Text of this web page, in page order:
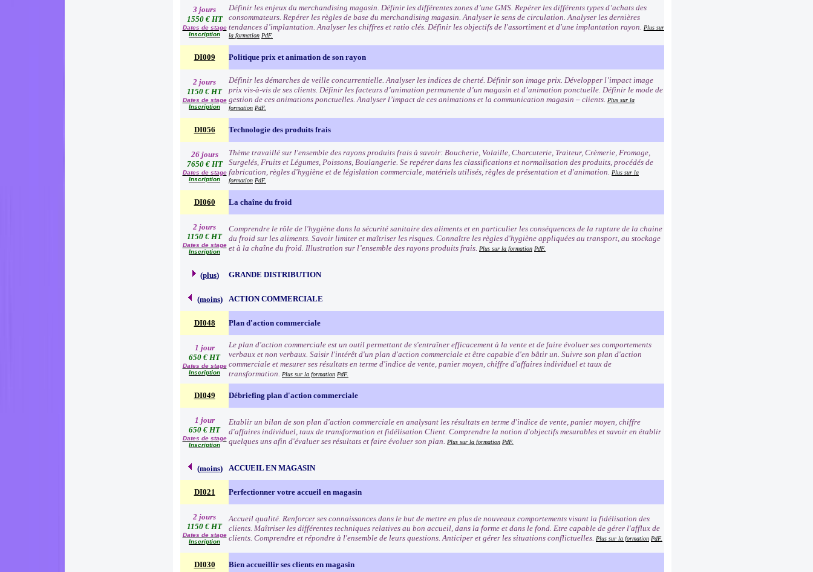
3 jours
1550 € HT
Dates de stage
Inscription
Définir les enjeux du merchandising magasin. Définir les différentes zones d’une GMS. Repérer les différents types d’achats des
consommateurs. Repérer les règles de base du merchandising magasin. Analyser le sens de circulation. Analyser les dernières
tendances d’implantation. Analyser les chiffres et ratio clés. Définir les objectifs de l'assortiment et d'une implantation rayon. Plus sur
la formation PdF.
DI009 Politique prix et animation de son rayon
2 jours
1150 € HT
Dates de stage
Inscription
Définir les démarches de veille concurrentielle. Analyser les indices de cherté. Définir son image prix. Développer l’impact image
prix vis-à-vis de ses clients. Définir les facteurs d’animation permanente d’un magasin et d’animation ponctuelle. Définir le mode de
gestion de ces animations ponctuelles. Analyser l’impact de ces animations et la communication magasin – clients. Plus sur la
formation PdF.
DI056 Technologie des produits frais
26 jours
7650 € HT
Dates de stage
Inscription
Thème travaillé sur l'ensemble des rayons produits frais à savoir: Boucherie, Volaille, Charcuterie, Traiteur, Crèmerie, Fromage,
Surgelés, Fruits et Légumes, Poissons, Boulangerie. Se repérer dans les classifications et normalisation des produits, procédés de
fabrication, règles d'hygiène et de législation commerciale, matériels utilisés, règles de présentation et d'animation. Plus sur la
formation PdF.
DI060 La chaîne du froid
2 jours
1150 € HT
Dates de stage
Inscription
Comprendre le rôle de l'hygiène dans la sécurité sanitaire des aliments et en particulier les conséquences de la rupture de la chaine
du froid sur les aliments. Savoir limiter et maîtriser les risques. Connaître les règles d'hygiène appliquées au transport, au stockage
et à la chaîne du froid. Illustration sur l’ensemble des rayons produits frais. Plus sur la formation PdF.
(plus) GRANDE DISTRIBUTION
(moins) ACTION COMMERCIALE
DI048 Plan d'action commerciale
1 jour
650 € HT
Dates de stage
Inscription
Le plan d'action commerciale est un outil permettant de s'entraîner efficacement à la vente et de faire évoluer ses comportements
verbaux et non verbaux. Saisir l'intérêt d'un plan d'action commerciale et être capable d'en bâtir un. Suivre son plan d'action
commerciale et mesurer ses résultats en terme d'indice de vente, panier moyen, chiffre d'affaires individuel et taux de
transformation. Plus sur la formation PdF.
DI049 Débriefing plan d'action commerciale
1 jour
650 € HT
Dates de stage
Inscription
Etablir un bilan de son plan d'action commerciale en analysant les résultats en terme d'indice de vente, panier moyen, chiffre
d'affaires individuel, taux de transformation et fidélisation Client. Comprendre la notion d'objectifs mesurables et savoir en établir
quelques uns afin d'évaluer ses résultats et faire évoluer son plan. Plus sur la formation PdF.
(moins) ACCUEIL EN MAGASIN
DI021 Perfectionner votre accueil en magasin
2 jours
1150 € HT
Dates de stage
Inscription
Accueil qualité. Renforcer ses connaissances dans le but de mettre en plus de nouveaux comportements visant la fidélisation des
clients. Maîtriser les différentes techniques relatives au bon accueil, dans la forme et dans le fond. Etre capable de gérer l'afflux de
clients. Comprendre et répondre à l'ensemble de leurs questions. Anticiper et gérer les situations conflictuelles. Plus sur la formation PdF.
DI030 Bien accueillir ses clients en magasin